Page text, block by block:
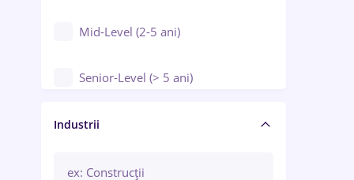
Mid-Level (2-5 ani)
Senior-Level (> 5 ani)
Manager / Executiv
Industrii